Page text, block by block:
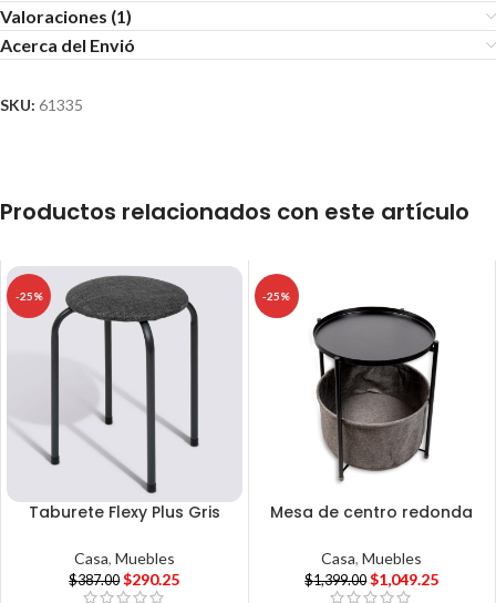
Valoraciones (1)
Acerca del Envió
SKU: 61335
Productos relacionados con este artículo
-25%
Taburete Flexy Plus Gris
Casa, Muebles
$387.00 $290.25
-25%
Mesa de centro redonda
Casa,Muebles
$1,399.00 $1,049.25